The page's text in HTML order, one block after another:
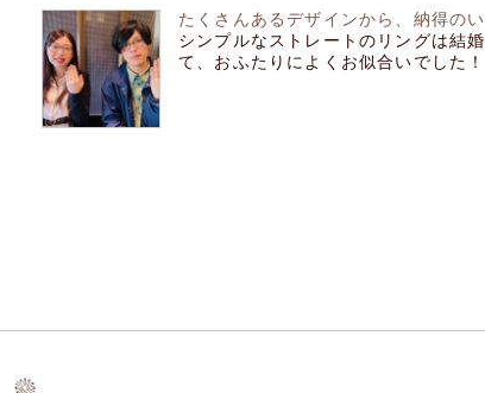
たくさんあるデザインから、納得の
シンプルなストレートのリングは結
て、おふたりによくお似合いでした